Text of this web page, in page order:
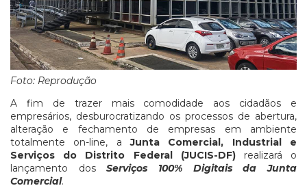
Foto: Reprodução
A fim de trazer mais comodidade aos cidadãos e
empresários, desburocratizando os processos de abertura,
alteração e fechamento de empresas em ambiente
totalmente on-line, aJunta Comercial, Industrial e
Serviços do Distrito Federal (JUCIS-DF)realizará o
lançamento dosServiços 100% Digitais da Junta
Comercial.